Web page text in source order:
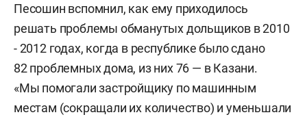
Песошин вспомнил, как ему приходилось
решать проблемы обманутых дольщиков в 2010
- 2012 годах, когда в республике было сдано
82 проблемных дома, из них 76 — в Казани.
«Мы помогали застройщику по машинным
местам (сокращали их количество) и уменьшали